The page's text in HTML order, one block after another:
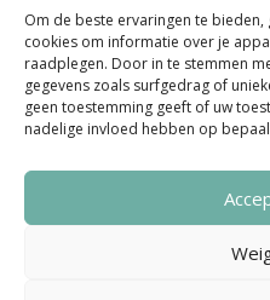
Om de beste ervaringen te
cookies om informatie over je
raadplegen. Door in te stemmen
gegevens zoals surfgedrag of
geen toestemming geeft of uw
nadelige invloed hebben op
verzendkosten
Retourneren
Openingstijden